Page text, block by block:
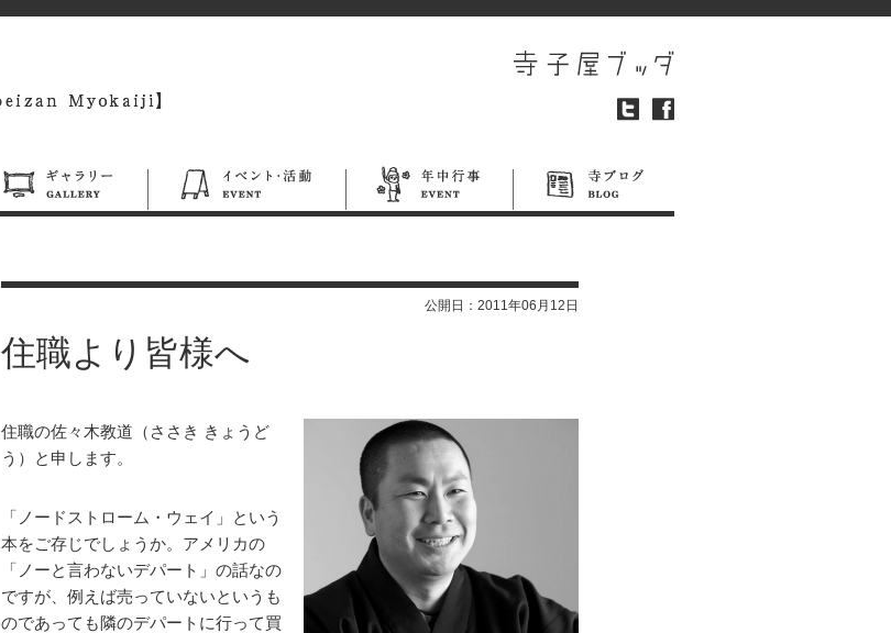
住職より皆様へ
公開日： 2011年06月12日
住職の佐々木教道（ささき きょうど
う）と申します。
「ノードストローム・ウェイ」という
本をご存じでしょうか。アメリカの
「ノーと言わないデパート」の話なの
ですが、例えば売っていないというも
のであっても隣のデパートに行って買